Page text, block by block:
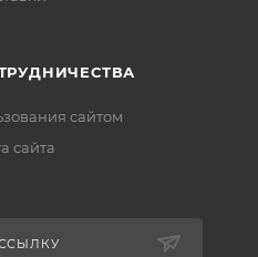
сайтом
сайта